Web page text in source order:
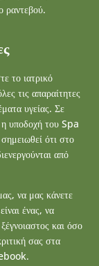
ραντεβού.
το ιατρικό
τις απαραίτητες
υγείας. Σε
η υποδοχή του Spa
ότι στο
από
να μας κάνετε
ένας, να
και όσο
σας στα